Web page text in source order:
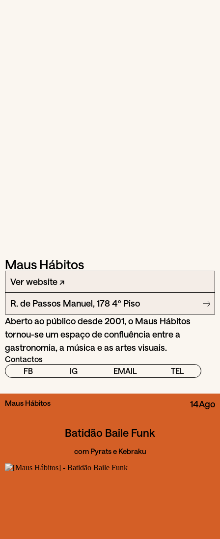
Maus Hábitos
Ver website ↗
R. de Passos Manuel, 178 4º Piso
Aberto ao público desde 2001, o Maus Hábitos
tornou-se um espaço de confluência entre a
gastronomia, a música e as artes visuais.
Contactos
FB
IG EMAIL TEL
Maus Hábitos 14Ago
Batidão Baile Funk
com Pyrats e Kebraku